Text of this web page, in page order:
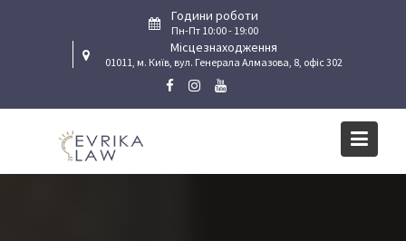
Години роботи
Пн-Пт 10:00 - 19:00
Місцезнаходження
01011, м. Київ, вул. Генерала Алмазова, 8, офіс 302